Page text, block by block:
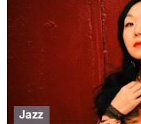
Jazz